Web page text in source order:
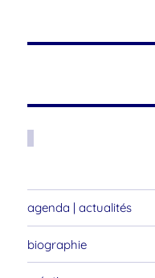
agenda | actualités
biographie